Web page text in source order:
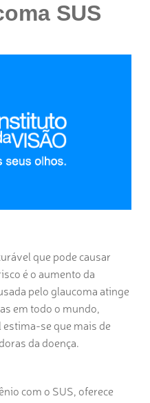
SUS
que pode causar
é o aumento da
pelo glaucoma atinge
em todo o mundo,
se que mais de
da doença.
com o SUS, oferece